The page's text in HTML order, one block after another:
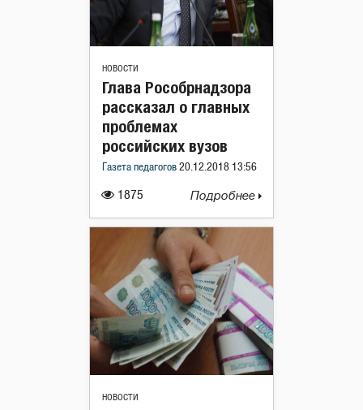
НОВОСТИ
1875
Глава Рособрнадзора
рассказал о главных
проблемах
российских вузов
Газета педагогов 20.12.2018 13:56
Подробнее
НОВОСТИ